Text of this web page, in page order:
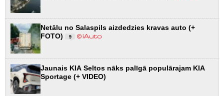
Netālu no Salaspils aizdedzies kravas auto (+
FOTO)
9
Jaunais KIA Seltos nāks palīgā populārajam KIA
Sportage (+ VIDEO)